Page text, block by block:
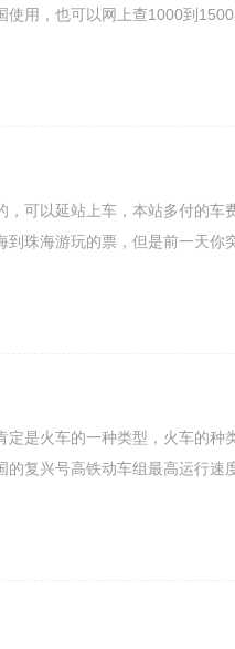
使用，也可以网上查1000到
，可以延站上车，本站多付的车
到珠海游玩的票，但是前一天你
定是火车的一种类型，火车的种
的复兴号高铁动车组最高运行速